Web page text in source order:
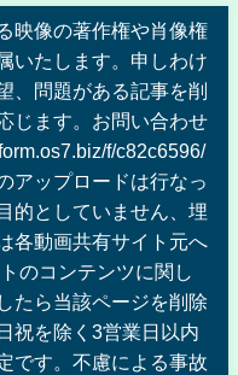
映像の著作権や肖像権
いたします。申しわけ
、問題がある記事を削
じます。お問い合わせ
f/c82c6596/
アップロードは行なっ
的としていません、埋
各動画共有サイト元へ
のコンテンツに関し
たら当該ページを削除
祝を除く3営業日以内
です。不慮による事故